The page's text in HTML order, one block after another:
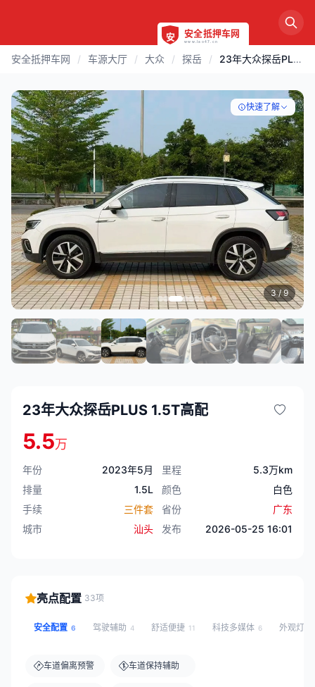
安全抵押车网 / 车源大厅 / 大众 / 探岳 / 23年大众探岳PLUS 1.5T高配
快速了解
3/ 9
23年大众探岳PLUS 1.5T高配
5.5万
年份 2023年5月 里程
5.3万km
排量
1.5L 颜色
白色
手续
三件套 省份
广东
城市
汕头 发布 2026-05-25 16:01
亮点配置 33项
安全配置 6 驾驶辅助 4 舒适便捷 11 科技多媒体 6 外观灯光
车道偏离预警 车道保持辅助